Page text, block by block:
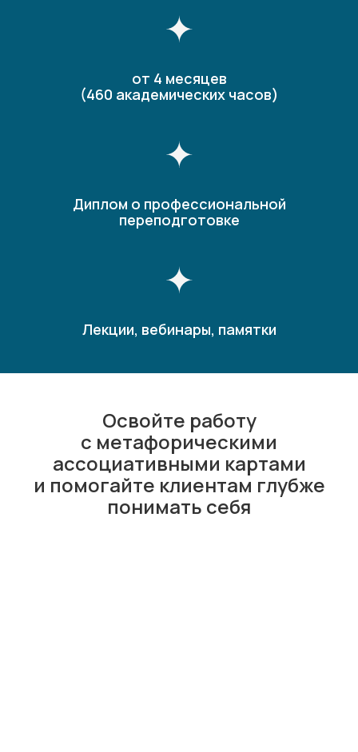
от 4 месяцев
(460 академических часов)
Диплом о профессиональной
переподготовке
Лекции, вебинары, памятки
Освойте работу
с метафорическими
ассоциативными картами
и помогайте клиентам глубже
понимать себя